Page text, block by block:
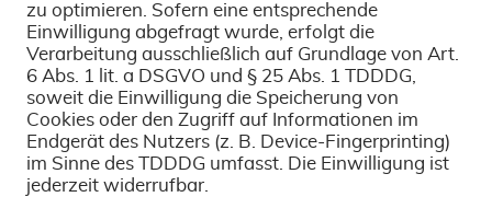
zu optimieren. Sofern eine entsprechende
Einwilligung abgefragt wurde, erfolgt die
Verarbeitung ausschließlich auf Grundlage von Art.
6 Abs. 1 lit. a DSGVO und § 25 Abs. 1 TDDDG,
soweit die Einwilligung die Speicherung von
Cookies oder den Zugriff auf Informationen im
Endgerät des Nutzers (z. B. Device-Fingerprinting)
im Sinne des TDDDG umfasst. Die Einwilligung ist
jederzeit widerrufbar.